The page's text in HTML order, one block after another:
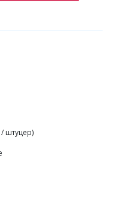
штуцер)